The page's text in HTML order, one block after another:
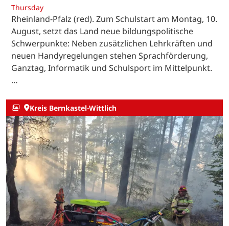
Thursday
Rheinland-Pfalz (red). Zum Schulstart am Montag, 10.
August, setzt das Land neue bildungspolitische
Schwerpunkte: Neben zusätzlichen Lehrkräften und
neuen Handyregelungen stehen Sprachförderung,
Ganztag, Informatik und Schulsport im Mittelpunkt.
…
Kreis Bernkastel-Wittlich